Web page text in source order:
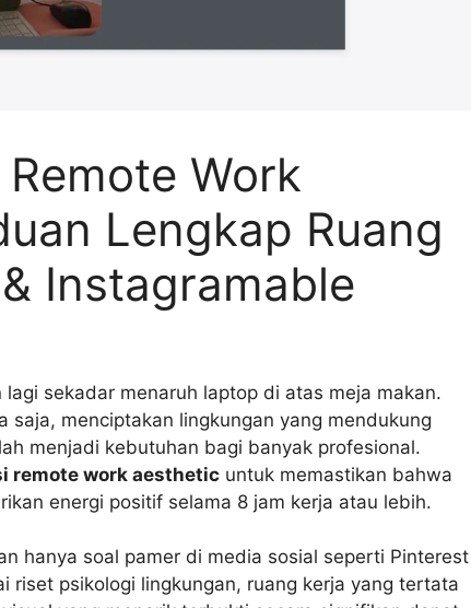
Work
Lengkap Ruang
Instagramable
sekadar menaruh laptop di atas meja makan.
saja, menciptakan lingkungan yang mendukung
menjadi kebutuhan bagi banyak profesional.
remote work aesthetic untuk memastikan bahwa
energi positif selama 8 jam kerja atau lebih.
hanya soal pamer di media sosial seperti Pinterest
riset psikologi lingkungan, ruang kerja yang tertata